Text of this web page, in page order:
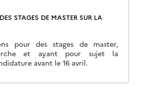
STAGES DE MASTER SUR LA
pour des stages de master,
et ayant pour sujet la
avant le 16 avril.